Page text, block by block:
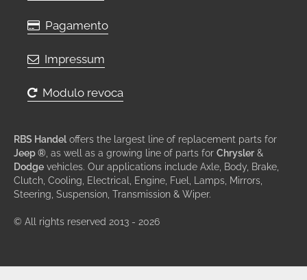
Pagamento
Impressum
Modulo revoca
RBS Handel offers the largest line of replacement parts for
Jeep ® , as well as a growing line of parts for Chrysler &
Dodge vehicles. Our applications include Axle, Body, Brake,
Clutch, Cooling, Electrical, Engine, Fuel, Lamps, Mirrors,
Steering, Suspension, Transmission & Wiper.
© All rights reserved 2013 - 2026